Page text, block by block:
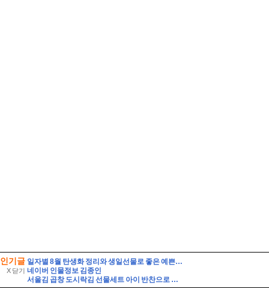
인기글
X 닫기
일자별 8월 탄생화 정리와 생일선물로 좋은 예쁜 꽃말 가진 여름꽃 종류 베스트
네이버 인물정보 김종인
서울김 곱창 도시락김 선물세트 아이 반찬으로 선택한 솔직한 맛 비교